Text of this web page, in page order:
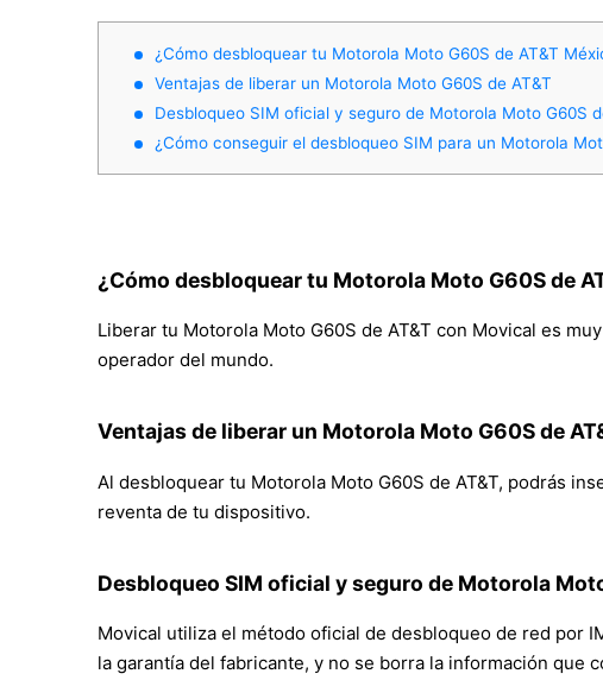
¿Cómo desbloquear tu Motorola Moto G60S de AT&T
Ventajas de liberar un Motorola Moto G60S de AT&T
Desbloqueo SIM oficial y seguro de Motorola Moto G60S
¿Cómo conseguir el desbloqueo SIM para un Motorola
¿Cómo desbloquear tu Motorola Moto G60S de
Liberar tu Motorola Moto G60S de AT&T con Movical es
operador del mundo.
Ventajas de liberar un Motorola Moto G60S de
Al desbloquear tu Motorola Moto G60S de AT&T, podrás
reventa de tu dispositivo.
Desbloqueo SIM oficial y seguro de Motorola
Movical utiliza el método oficial de desbloqueo de red por
la garantía del fabricante, y no se borra la información que